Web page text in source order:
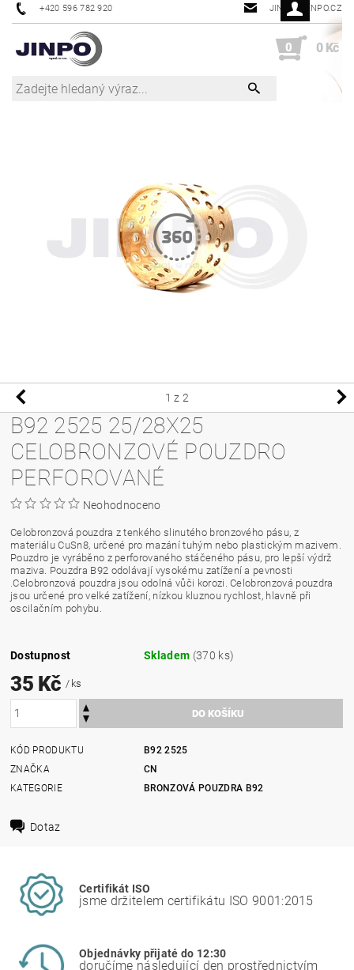
+420 596 782 920 JINPO@JINPO.CZ
0 0 Kč
1 z 2
B92 2525 25/28X25
CELOBRONZOVÉ POUZDRO
PERFOROVANÉ
Neohodnoceno
Celobronzová pouzdra z tenkého slinutého bronzového pásu, z
materiálu CuSn8, určené pro mazání tuhým nebo plastickým mazivem.
Pouzdro je vyráběno z perforovaného stáčeného pásu, pro lepší výdrž
maziva. Pouzdra B92 odolávají vysokému zatížení a pevnosti
.Celobronzová pouzdra jsou odolná vůči korozi. Celobronzová pouzdra
jsou určené pro velké zatížení, nízkou kluznou rychlost, hlavně při
oscilačním pohybu.
Dostupnost Skladem (370 ks)
35 Kč/ ks
KÓD PRODUKTU
B92 2525
ZNAČKA
CN
KATEGORIE
BRONZOVÁ POUZDRA B92
Dotaz
Certifikát ISO
jsme držitelem certifikátu ISO 9001:2015
Objednávky přijaté do 12:30
doručíme následující den prostřednictvím